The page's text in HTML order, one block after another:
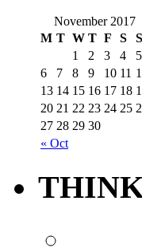
November 2017
M T W T F S S
« Oct
1 2 3 4
5
6
7 8 9 10 11
13 14 15 16 17 18
20 21 22 23 24 25
27 28 29 30